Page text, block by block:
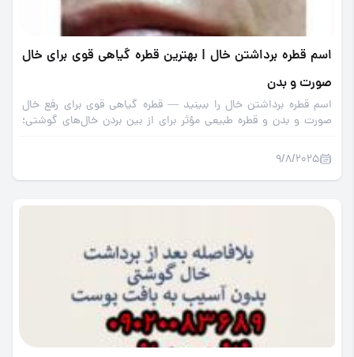
اسم قطره برداشتن خال | بهترین قطره گیاهی قوی برای خال
صورت و بدن
اسم قطره برداشتن خال را ببینید — قطره گیاهی قوی برای رفع خال
صورت و بدن و قطره طبیعی مؤثر برای از بین بردن خال‌های گوشتی؛
9/8/2025